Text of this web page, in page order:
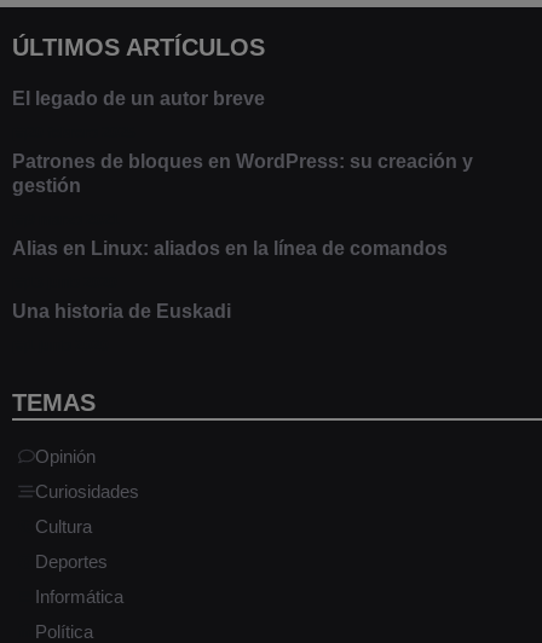
ÚLTIMOS ARTÍCULOS
El legado de un autor breve
Patrones de bloques en WordPress: su creación y
gestión
Alias en Linux: aliados en la línea de comandos
Una historia de Euskadi
TEMAS
Opinión
Curiosidades
Cultura
Deportes
Informática
Política